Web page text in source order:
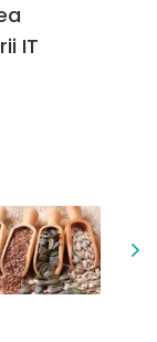
IT